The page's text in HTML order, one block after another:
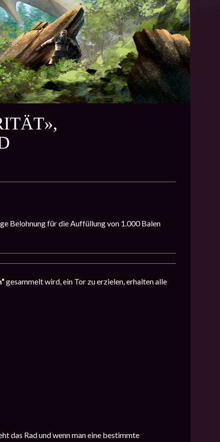
Belohnung für die Auffüllung von 1.000 Balen
gesammelt wird, ein Tor zu erzielen, erhalten alle
das Rad und wenn man eine bestimmte